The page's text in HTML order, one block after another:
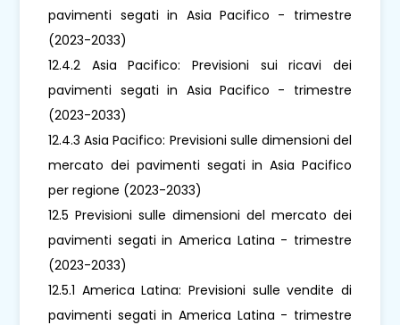
pavimenti segati in Asia Pacifico - trimestre
(2023-2033)
12.4.2 Asia Pacifico: Previsioni sui ricavi dei
pavimenti segati in Asia Pacifico - trimestre
(2023-2033)
12.4.3 Asia Pacifico: Previsioni sulle dimensioni del
mercato dei pavimenti segati in Asia Pacifico
per regione (2023-2033)
12.5 Previsioni sulle dimensioni del mercato dei
pavimenti segati in America Latina - trimestre
(2023-2033)
12.5.1 America Latina: Previsioni sulle vendite di
pavimenti segati in America Latina - trimestre